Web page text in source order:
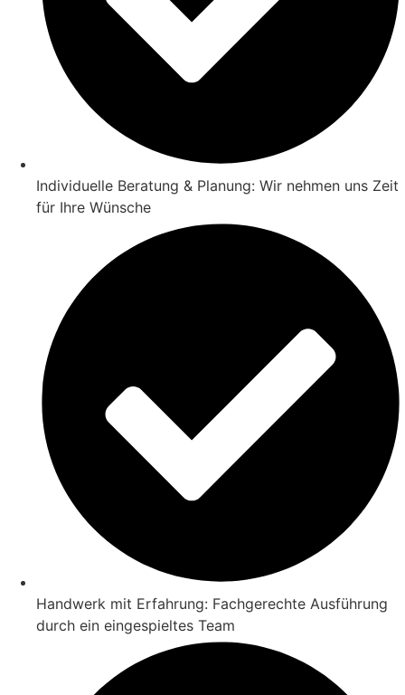
Individuelle Beratung & Planung: Wir nehmen uns Zeit
für Ihre Wünsche
Handwerk mit Erfahrung: Fachgerechte Ausführung
durch ein eingespieltes Team